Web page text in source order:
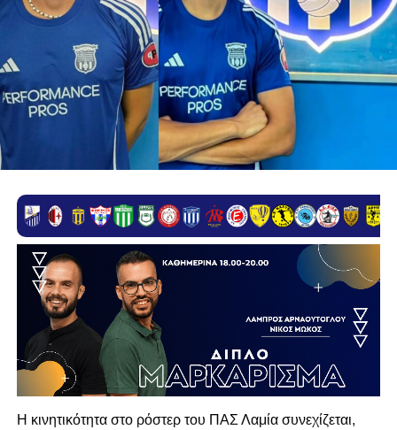
Η κινητικότητα στο ρόστερ του ΠΑΣ Λαμία συνεχίζεται,